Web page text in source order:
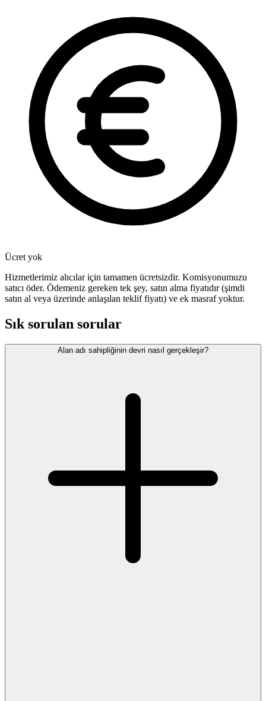
Ücret yok
Hizmetlerimiz alıcılar için tamamen ücretsizdir. Komisyonumuzu
satıcı öder. Ödemeniz gereken tek şey, satın alma fiyatıdır (şimdi
satın al veya üzerinde anlaşılan teklif fiyatı) ve ek masraf yoktur.
Sık sorulan sorular
Alan adı sahipliğinin devri nasıl gerçekleşir?